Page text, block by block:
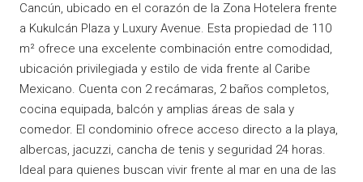
Cancún, ubicado en el corazón de la Zona Hotelera frente
a Kukulcán Plaza y Luxury Avenue. Esta propiedad de 110
m² ofrece una excelente combinación entre comodidad,
ubicación privilegiada y estilo de vida frente al Caribe
Mexicano. Cuenta con 2 recámaras, 2 baños completos,
cocina equipada, balcón y amplias áreas de sala y
comedor. El condominio ofrece acceso directo a la playa,
albercas, jacuzzi, cancha de tenis y seguridad 24 horas.
Ideal para quienes buscan vivir frente al mar en una de las